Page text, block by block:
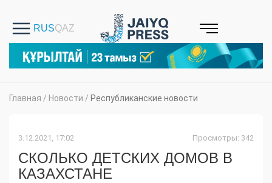
Главная / Новости / Республиканские новости
3.12.2021, 17:02 Просмотры: 342
СКОЛЬКО ДЕТСКИХ ДОМОВ В
КАЗАХСТАНЕ